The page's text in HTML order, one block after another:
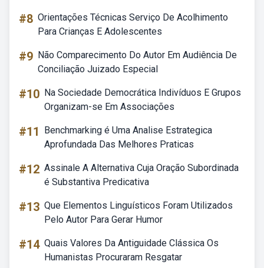
#8 Orientações Técnicas Serviço De Acolhimento
Para Crianças E Adolescentes
#9 Não Comparecimento Do Autor Em Audiência De
Conciliação Juizado Especial
#10 Na Sociedade Democrática Indivíduos E Grupos
Organizam-se Em Associações
#11
Benchmarking é Uma Analise Estrategica
Aprofundada Das Melhores Praticas
#12 Assinale A Alternativa Cuja Oração Subordinada
é Substantiva Predicativa
#13 Que Elementos Linguísticos Foram Utilizados
Pelo Autor Para Gerar Humor
#14 Quais Valores Da Antiguidade Clássica Os
Humanistas Procuraram Resgatar